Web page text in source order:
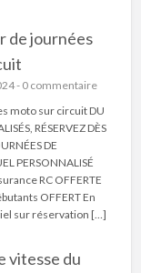
de journées
- 0 commentaire
moto sur circuit DU
RÉSERVEZ DÈS
DE
PERSONNALISÉ
RC OFFERTE
OFFERT En
sur réservation […]
vitesse du